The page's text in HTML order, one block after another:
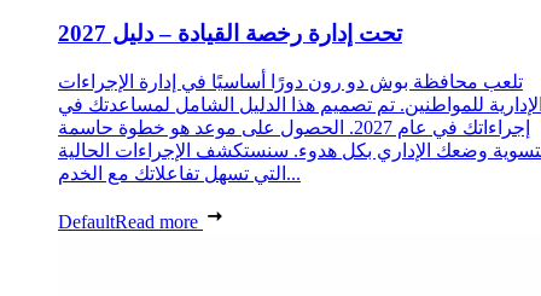
تحت إدارة رخصة القيادة – دليل 2027
تلعب محافظة بوش دو رون دورًا أساسيًا في إدارة الإجراءات
للمواطنين. تم تصميم هذا الدليل الشامل لمساعدتك في
إجراءاتك في عام 2027. الحصول على موعد هو خطوة حاسمة
وضعك الإداري بكل هدوء. سنستكشف الإجراءات الحالية
التي تسهل تفاعلاتك مع الخدم...
DefaultRead more